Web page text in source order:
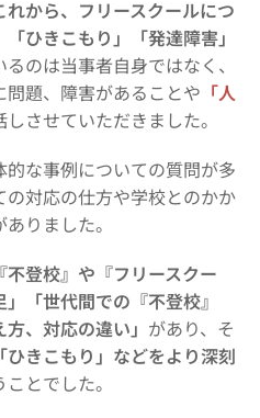
れから、フリースクールにつ
「ひきこもり」「発達障害」
のは当事者自身ではなく、
題、障害があることや 「人
させていただきました。
な事例についての質問が多
対応の仕方や学校とのかか
りました。
不登校』や『フリースクー
「世代間での『不登校』
、対応の違い」 があり、そ
ひきこもり」などをより深刻
ことでした。